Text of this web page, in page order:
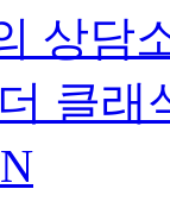
상담
클래